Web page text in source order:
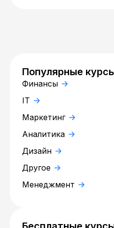
Популярные
Финансы
IT
Маркетинг
Аналитика
Дизайн
Другое
Менеджмент